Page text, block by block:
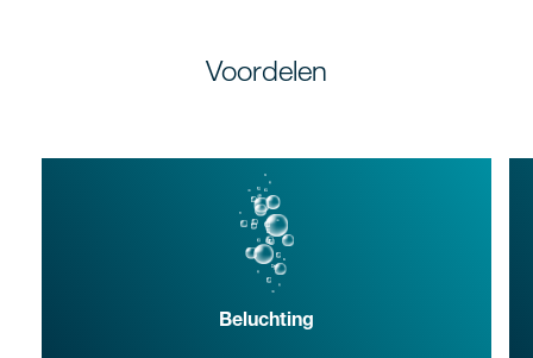
Voordelen
Beluchting